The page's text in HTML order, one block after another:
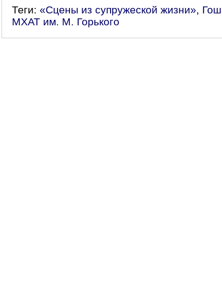
Теги: «Сцены из супружеской жизни»,
МХАТ им. М. Горького